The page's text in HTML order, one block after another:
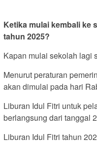
Ketika mulai kembali ke
tahun 2025?
Kapan mulai sekolah lagi
Menurut peraturan
akan dimulai pada hari
Liburan Idul Fitri untuk
berlangsung dari tanggal
Liburan Idul Fitri tahun